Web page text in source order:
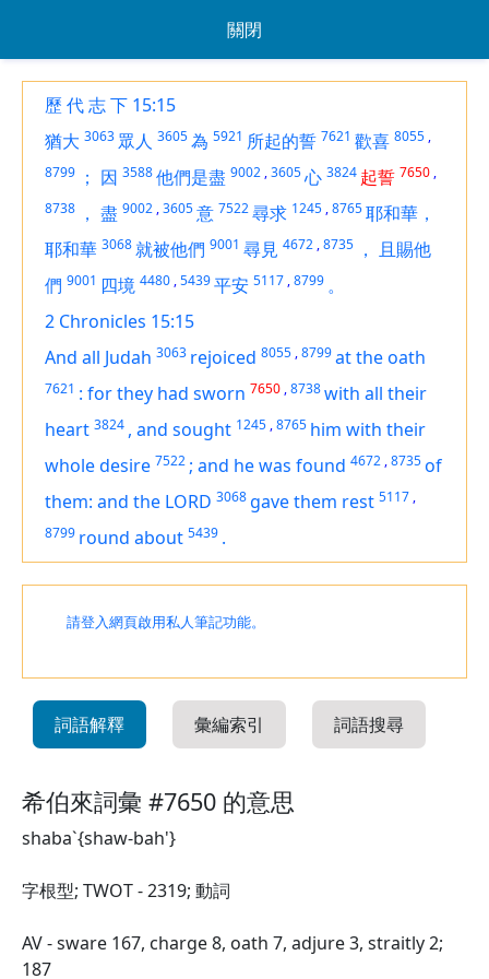
關閉
歷 代 志 下 15:15
猶大 3063 眾人 3605為 5921 所起的誓 7621 歡喜 8055 ,
8799 ； 因 3588他們是盡 9002 ,3605心 3824 起誓 7650 ,
8738 ， 盡 9002 ,3605意 7522尋求 1245 ,8765耶和華，
耶和華 3068就被他們 9001 尋見 4672 ,8735 ，
且賜他
們 9001 四境 4480 ,5439平安 5117 ,8799 。
2 Chronicles 15:15
And all Judah 3063 rejoiced 8055 ,8799at the oath
7621 : for they had sworn 7650 ,8738with all their
heart 3824 , and sought 1245 ,8765 him with their
whole desire 7522 ; and he was found 4672 ,8735of
them: and the LORD 3068 gave them rest 5117 ,
8799 round about 5439 .
請登入網頁啟用私人筆記功能。
詞語解釋 彙編索引 詞語搜尋
希伯來詞彙 #7650 的意思
shaba`{shaw-bah'}
字根型; TWOT - 2319; 動詞
AV - sware 167, charge 8, oath 7, adjure 3, straitly 2;
187